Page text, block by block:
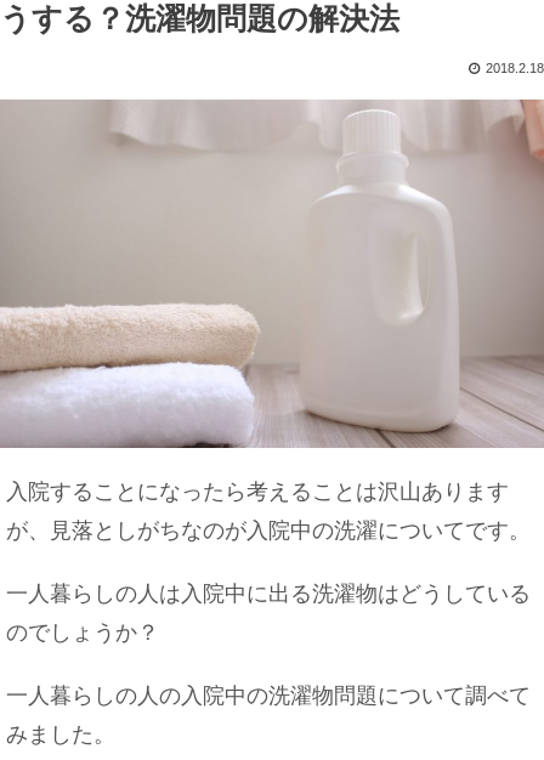
うする？洗濯物問題の解決法
2018.2.18
入院することになったら考えることは沢山あります
が、見落としがちなのが入院中の洗濯についてです。
一人暮らしの人は入院中に出る洗濯物はどうしている
のでしょうか？
一人暮らしの人の入院中の洗濯物問題について調べて
みました。